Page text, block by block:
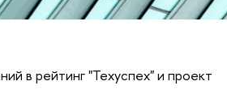
в рейтинг "Техуспех" и проект